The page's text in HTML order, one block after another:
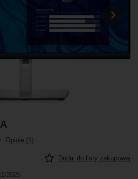
Opinie (1)
Dodaj do listy zakupowej
2025